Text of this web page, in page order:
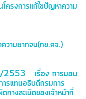
โครงการแก้ไขปัญหาความ
ความยากจน(กข.คจ.)
2553 เรื่อง การมอบ
ารแทนอธิบดีกรมการ
างละเมิดของเจ้าหน้าที่